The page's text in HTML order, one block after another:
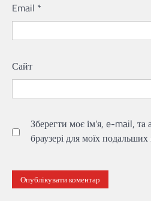
Email *
Сайт
Зберегти моє ім'я, e-mail, та
браузері для моїх подальших